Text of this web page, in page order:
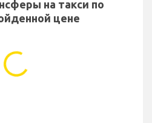
на такси по
цене
...